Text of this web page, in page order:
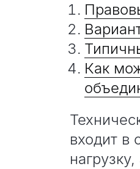
Как
входит в